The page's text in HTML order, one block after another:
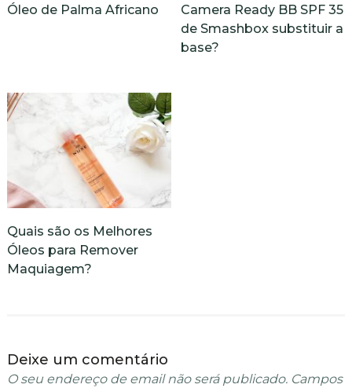
Óleo de Palma Africano
Camera Ready BB SPF 35
de Smashbox substituir a
base?
Quais são os Melhores
Óleos para Remover
Maquiagem?
Deixe um comentário
O seu endereço de email não será publicado.Campos